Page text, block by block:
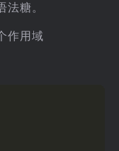
糖。
作用域